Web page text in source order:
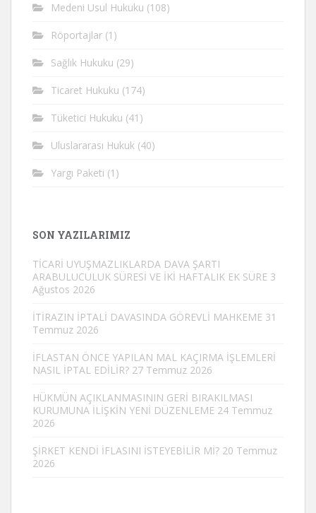
Medeni Usul Hukuku (108)
Röportajlar (1)
Sağlık Hukuku (29)
Ticaret Hukuku (174)
Tüketici Hukuku (41)
Uluslararası Hukuk (40)
Yargı Paketi (1)
SON YAZILARIMIZ
TİCARİ UYUŞMAZLIKLARDA DAVA ŞARTI
ARABULUCULUK SÜRESİ VE İKİ HAFTALIK EK SÜRE 3
Ağustos 2026
İTİRAZIN İPTALİ DAVASINDA GÖREVLİ MAHKEME 31
Temmuz 2026
İFLASTAN ÖNCE YAPILAN MAL KAÇIRMA İŞLEMLERİ
NASIL İPTAL EDİLİR? 27 Temmuz 2026
HÜKMÜN AÇIKLANMASININ GERİ BIRAKILMASI
KURUMUNA İLİŞKİN YENİ DÜZENLEME 24 Temmuz
2026
ŞİRKET KENDİ İFLASINI İSTEYEBİLİR Mİ? 20 Temmuz
2026